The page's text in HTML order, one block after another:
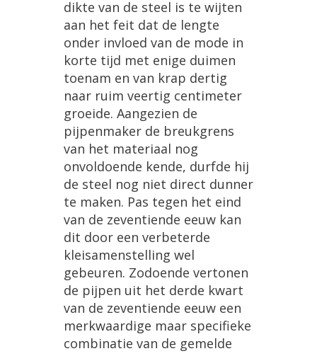
dikte van de steel is te wijten
aan het feit dat de lengte
onder invloed van de mode in
korte tijd met enige duimen
toenam en van krap dertig
naar ruim veertig centimeter
groeide. Aangezien de
pijpenmaker de breukgrens
van het materiaal nog
onvoldoende kende, durfde hij
de steel nog niet direct dunner
te maken. Pas tegen het eind
van de zeventiende eeuw kan
dit door een verbeterde
kleisamenstelling wel
gebeuren. Zodoende vertonen
de pijpen uit het derde kwart
van de zeventiende eeuw een
merkwaardige maar specifieke
combinatie van de gemelde